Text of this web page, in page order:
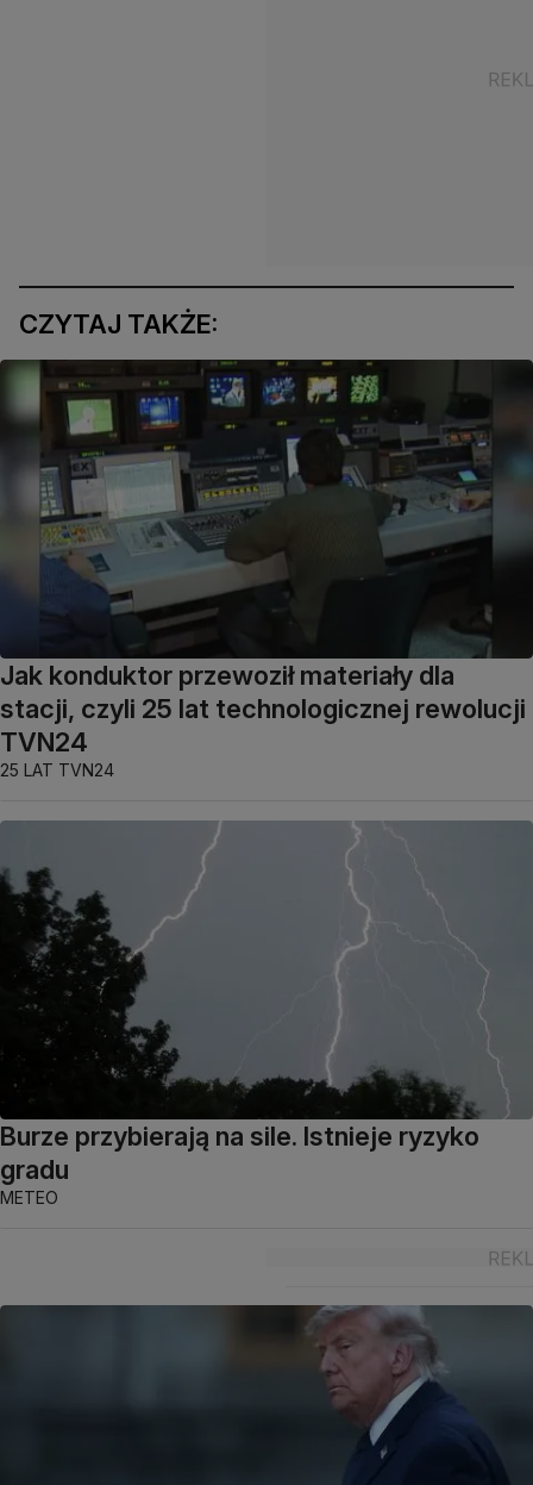
CZYTAJ TAKŻE:
Jak konduktor przewoził materiały dla
stacji, czyli 25 lat technologicznej rewolucji
TVN24
25 LAT TVN24
Burze przybierają na sile. Istnieje ryzyko
gradu
METEO